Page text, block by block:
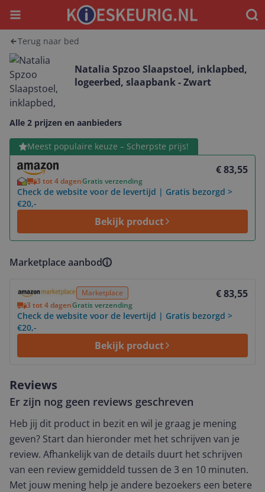
Menu
Terug naar bed
Natalia Spzoo Slaapstoel, inklapbed,
logeerbed, slaapbank - Zwart
Alle 2 prijzen en aanbieders
Meest populaire keuze – Scherpste prijs!
€ 83,55
3 tot 4 dagenGratis verzending
Check de website voor de levertijd | Gratis bezorgd >
€20,-
Bekijk product
Bekijk product
Marketplace aanbod
Marketplace € 83,55
3 tot 4 dagenGratis verzending
Check de website voor de levertijd | Gratis bezorgd >
€20,-
Bekijk product
Reviews
Er zijn nog geen reviews geschreven
Heb jij dit product in bezit en wil je graag je mening
geven? Start dan hieronder met het schrijven van je
review. Afhankelijk van de details duurt het schrijven
van een review gemiddeld tussen de 3 en 10 minuten.
Met jouw mening help je andere bezoekers een betere